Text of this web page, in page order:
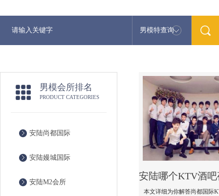
男模特查询 最新男
男模会所排名
PRODUCT CATEGORIES
安陆尚都国际
安陆嫚城国际
安陆M2会所